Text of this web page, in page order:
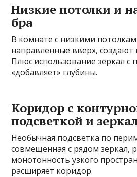
Низкие потолки и
бра
В комнате с низкими
направленные вверх,
Плюс использование зеркал с
«добавляет» глубины.
Коридор с
подсветкой и
Необычная подсветка по
совмещенная с рядом зеркал,
монотонность узкого
расширяет коридор.